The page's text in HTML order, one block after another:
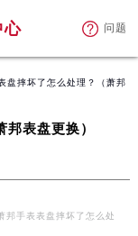
心 问题
盘摔坏了怎么处理？（萧邦
表盘更换）
手表表盘摔坏了怎么处